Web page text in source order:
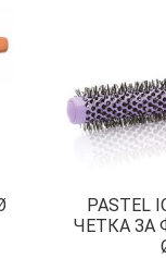
PASTEL
ЧЕТКА ЗА